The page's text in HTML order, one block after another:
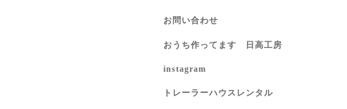
お問い合わせ
おうち作ってます 日高工房
instagram
トレーラーハウスレンタル